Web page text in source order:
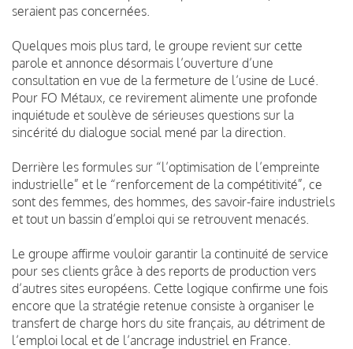
seraient pas concernées.
Quelques mois plus tard, le groupe revient sur cette
parole et annonce désormais l’ouverture d’une
consultation en vue de la fermeture de l’usine de Lucé.
Pour FO Métaux, ce revirement alimente une profonde
inquiétude et soulève de sérieuses questions sur la
sincérité du dialogue social mené par la direction.
Derrière les formules sur “l’optimisation de l’empreinte
industrielle” et le “renforcement de la compétitivité”, ce
sont des femmes, des hommes, des savoir-faire industriels
et tout un bassin d’emploi qui se retrouvent menacés.
Le groupe affirme vouloir garantir la continuité de service
pour ses clients grâce à des reports de production vers
d’autres sites européens. Cette logique confirme une fois
encore que la stratégie retenue consiste à organiser le
transfert de charge hors du site français, au détriment de
l’emploi local et de l’ancrage industriel en France.